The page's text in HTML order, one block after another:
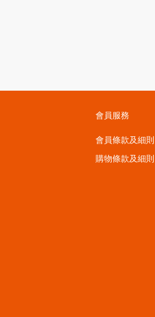
會員服務
會員條款及細則
購物條款及細則